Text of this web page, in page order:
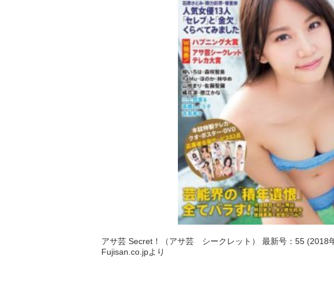
アサ芸 Secret！（アサ芸 シークレット） 最新号：55 (2018
Fujisan.co.jpより